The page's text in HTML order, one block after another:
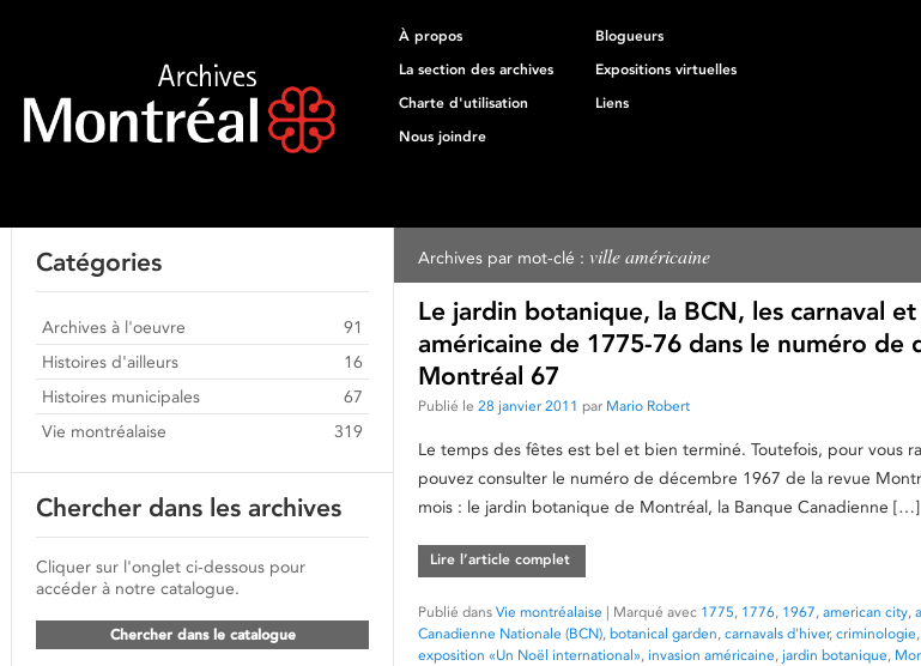
À propos
Blogueurs
La section des archives
Expositions virtuelles
Charte d'utilisation
Liens
Nous joindre
Archives par mot-clé : ville américaine
Le jardin botanique, la BCN, les carnaval et
américaine de 1775-76 dans le numéro de
Montréal 67
Publié le 28 janvier 2011 par Mario Robert
Le temps des fêtes est bel et bien terminé. Toutefois, pour vous
pouvez consulter le numéro de décembre 1967 de la revue
mois : le jardin botanique de Montréal, la Banque Canadienne […]
Lire l’article complet
Publié dans Vie montréalaise | Marqué avec 1775, 1776, 1967, american city,
Canadienne Nationale (BCN), botanical garden, carnavals d'hiver, criminologie,
exposition «Un Noël international», invasion américaine, jardin botanique,
Catégories
Archives à l'oeuvre
91
Histoires d'ailleurs
16
Histoires municipales
67
Vie montréalaise
319
Chercher dans les archives
Cliquer sur l'onglet ci-dessous pour
accéder à notre catalogue.
Chercher dans le catalogue